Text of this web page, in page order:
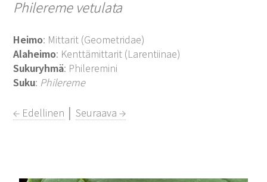
Philereme vetulata
Heimo: Mittarit (Geometridae)
Alaheimo: Kenttämittarit (Larentiinae)
Sukuryhmä: Phileremini
Suku: Philereme
← Edellinen │Seuraava →